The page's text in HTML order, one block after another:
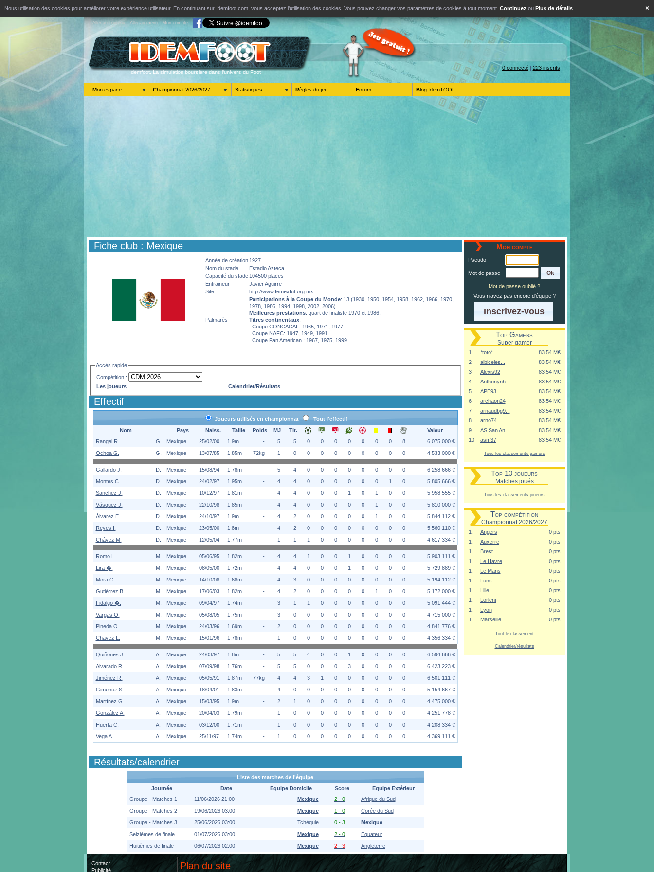
×
Nous utilisation des cookies pour améliorer votre expérience utilisateur. En continuant sur Idemfoot.com, vous acceptez l'utilisation des cookies. Vous pouvez changer vos paramètres de cookies à tout moment. Continuez ou Plus de détails
Aller au contenu Aller au menu Mon compte
Idemfoot. La simulation boursière dans l'univers du Foot
0 connecté| 223 inscrits
Mon espace Championnat 2026/2027 Statistiques Règles du jeu Forum Blog IdemTOOF
Fiche club : Mexique
Année de création 1927
Nom du stade
Estadio Azteca
Capacité du stade 104500 places
Entraineur
Javier Aguirre
Site
http://www.femexfut.org.mx
Palmarès
Participations à la Coupe du Monde: 13 (1930, 1950, 1954, 1958, 1962, 1966, 1970,
1978, 1986, 1994, 1998, 2002, 2006)
Meilleures prestations: quart de finaliste 1970 et 1986.
Titres continentaux:
. Coupe CONCACAF: 1965, 1971, 1977
. Coupe NAFC: 1947, 1949, 1991
. Coupe Pan American : 1967, 1975, 1999
Accès rapide
Compétition :
Les joueurs
Calendrier/Résultats
Effectif
Joueurs utilisés en championnat
Tout l'effectif
Nom
Pays Naiss. Taille Poids MJ Tit.
Valeur
Rangel R.
G. Mexique 25/02/00 1.9m - 5 5 0 0 0 0 0 0 0 8
6 075 000 €
Ochoa G.
G. Mexique 13/07/85 1.85m 72kg 1 0 0 0 0 0 0 0 0 0 4 533 000 €
Gallardo J. D. Mexique 15/08/94 1.78m - 5 4 0 0 0 0 0 0 0 0
6 258 666 €
Montes C.
D. Mexique 24/02/97 1.95m - 4 4 0 0 0 0 0 0 1 0
5 805 666 €
Sánchez J.
D. Mexique 10/12/97 1.81m - 4 4 0 0 0 1 0 1 0 0
5 958 555 €
Vásquez J.
D. Mexique 22/10/98 1.85m - 4 4 0 0 0 0 0 1 0 0
5 810 000 €
Álvarez E.
D. Mexique 24/10/97 1.9m - 4 2 0 0 0 0 0 1 0 0
5 844 112 €
Reyes I.
D. Mexique 23/05/00 1.8m - 4 2 0 0 0 0 0 0 0 0
5 560 110 €
Chávez M.
D. Mexique 12/05/04 1.77m - 1 1 1 0 0 0 0 0 0 0 4 617 334 €
Romo L. M. Mexique 05/06/95 1.82m - 4 4 1 0 0 1 0 0 0 0
5 903 111 €
Lira �.
M. Mexique 08/05/00 1.72m - 4 4 0 0 0 1 0 0 0 0
5 729 889 €
Mora G.
M. Mexique 14/10/08 1.68m - 4 3 0 0 0 0 0 0 0 0
5 194 112 €
Gutiérrez B.
M. Mexique 17/06/03 1.82m - 4 2 0 0 0 0 0 1 0 0
5 172 000 €
Fidalgo �.
M. Mexique 09/04/97 1.74m - 3 1 1 0 0 0 0 0 0 0
5 091 444 €
Vargas O.
M. Mexique 05/08/05 1.75m - 3 0 0 0 0 0 0 0 0 0
4 715 000 €
Pineda O.
M. Mexique 24/03/96 1.69m - 2 0 0 0 0 0 0 0 0 0
4 841 776 €
Chávez L.
M. Mexique 15/01/96 1.78m - 1 0 0 0 0 0 0 0 0 0 4 356 334 €
Quiñones J. A. Mexique 24/03/97 1.8m - 5 5 4 0 0 1 0 0 0 0
6 594 666 €
Alvarado R.
A. Mexique 07/09/98 1.76m - 5 5 0 0 0 3 0 0 0 0
6 423 223 €
Jiménez R.
A. Mexique 05/05/91 1.87m 77kg 4 4 3 1 0 0 0 0 0 0
6 501 111 €
Gimenez S.
A. Mexique 18/04/01 1.83m - 4 0 0 0 0 0 0 0 0 0
5 154 667 €
Martínez G.
A. Mexique 15/03/95 1.9m - 2 1 0 0 0 0 0 0 0 0
4 475 000 €
González A.
A. Mexique 20/04/03 1.79m - 1 0 0 0 0 0 0 0 0 0
4 251 778 €
Huerta C.
A. Mexique 03/12/00 1.71m - 1 0 0 0 0 0 0 0 0 0
4 208 334 €
Vega A.
A. Mexique 25/11/97 1.74m - 1 0 0 0 0 0 0 0 0 0 4 369 111 €
Résultats/calendrier
Liste des matches de l'équipe
Journée
Date Equipe Domicile Score
Equipe Extérieur
Groupe - Matches 1
11/06/2026 21:00 Mexique 2 - 0
Afrique du Sud
Groupe - Matches 2
19/06/2026 03:00 Mexique 1 - 0
Corée du Sud
Groupe - Matches 3
25/06/2026 03:00 Tchèquie 0 - 3
Mexique
Seizièmes de finale
01/07/2026 03:00 Mexique 2 - 0
Equateur
Huitièmes de finale
06/07/2026 02:00 Mexique 2 - 3 Angleterre
Mon compte
Pseudo
Mot de passe
Mot de passe oublié ?
Vous n'avez pas encore d'équipe ?
Inscrivez-vous
Top Gamers
Super gamer
1 *toto*
83.54 M€
2
albiceles...
83.54 M€
3
Alexis92
83.54 M€
4
Anthonynh...
83.54 M€
5
APE93
83.54 M€
6
archaon24
83.54 M€
7
arnaudbg9...
83.54 M€
8
arno74
83.54 M€
9
AS San An...
83.54 M€
10
asm37 83.54 M€
Tous les classements gamers
Top 10 joueurs
Matches joués
Tous les classements joueurs
Top compétition
Championnat 2026/2027
1. Angers
0 pts
1.
Auxerre
0 pts
1.
Brest
0 pts
1.
Le Havre
0 pts
1.
Le Mans
0 pts
1.
Lens
0 pts
1.
Lille
0 pts
1.
Lorient
0 pts
1.
Lyon
0 pts
1.
Marseille 0 pts
Tout le classement
Calendrier/résultats
Contact
Publicité
Plan du site